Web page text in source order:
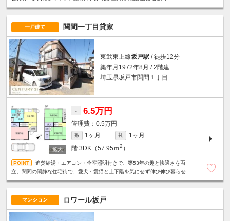
一戸建て 関間一丁目貸家
東武東上線坂戸駅 / 徒歩12分
築年月1972年8月 / 2階建
埼玉県坂戸市関間１丁目
- 6.5万円
0.5万円
敷 1ヶ月 礼
1ヶ月
階 3DK（57.95ｍ2 ）
追焚給湯・エアコン・全室照明付きで、築53年の趣と快適さを両
立。関間の閑静な住宅街で、愛犬・愛猫と上下階を気にせず伸び伸び暮らせま
マンション ロワール坂戸